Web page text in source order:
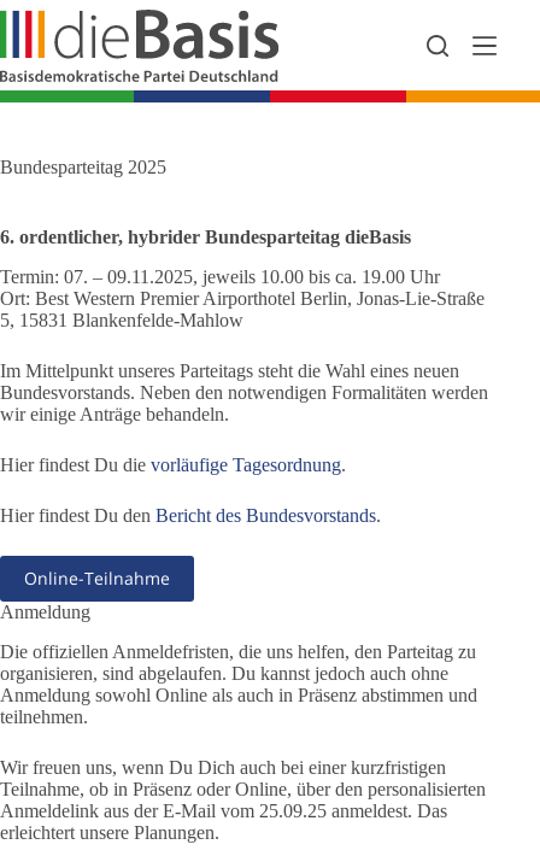
Zum
springen
Bundesparteitag 2025
6. ordentlicher, hybrider Bundesparteitag dieBasis
Termin: 07. – 09.11.2025, jeweils 10.00 bis ca. 19.00 Uhr
Ort: Best Western Premier Airporthotel Berlin, Jonas-Lie-Straße
5, 15831 Blankenfelde-Mahlow
Im Mittelpunkt unseres Parteitags steht die Wahl eines neuen
Bundesvorstands. Neben den notwendigen Formalitäten werden
wir einige Anträge behandeln.
Hier findest Du die vorläufige Tagesordnung.
Hier findest Du den Bericht des Bundesvorstands.
Online-Teilnahme
Anmeldung
Die offiziellen Anmeldefristen, die uns helfen, den Parteitag zu
organisieren, sind abgelaufen. Du kannst jedoch auch ohne
Anmeldung sowohl Online als auch in Präsenz abstimmen und
teilnehmen.
Wir freuen uns, wenn Du Dich auch bei einer kurzfristigen
Teilnahme, ob in Präsenz oder Online, über den personalisierten
Anmeldelink aus der E-Mail vom 25.09.25 anmeldest. Das
erleichtert unsere Planungen.